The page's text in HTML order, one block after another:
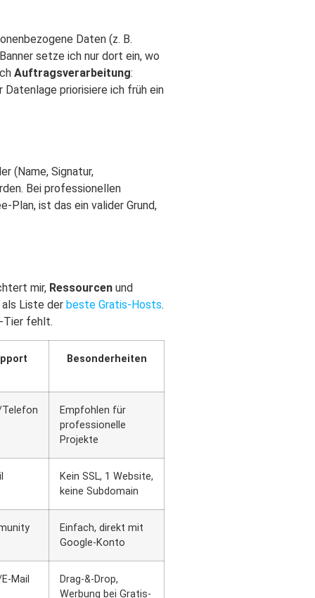
Daten (z. B.
setze ich nur dort ein, wo
Auftragsverarbeitung:
priorisiere ich früh ein
(Name, Signatur,
Bei professionellen
Plan, ist das ein valider Grund,
mir, Ressourcen und
Liste der beste Gratis-Hosts.
Tier fehlt.
Besonderheiten
Empfohlen für
professionelle
Projekte
Kein SSL, 1 Website,
keine Subdomain
Einfach, direkt mit
Google-Konto
Mail
Drag-&-Drop,
Werbung bei Gratis-